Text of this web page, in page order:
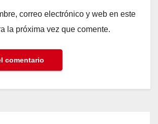
correo electrónico y web en este
la próxima vez que comente.